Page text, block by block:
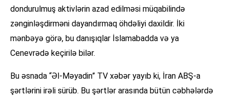
dondurulmuş aktivlərin azad edilməsi müqabilində
zənginləşdirməni dayandırmaq öhdəliyi daxildir. İki
mənbəyə görə, bu danışıqlar İslamabadda və ya
Cenevrədə keçirilə bilər.
Bu əsnada “Əl-Məyadin” TV xəbər yayıb ki, İran ABŞ-a
şərtlərini irəli sürüb. Bu şərtlər arasında bütün cəbhələrdə